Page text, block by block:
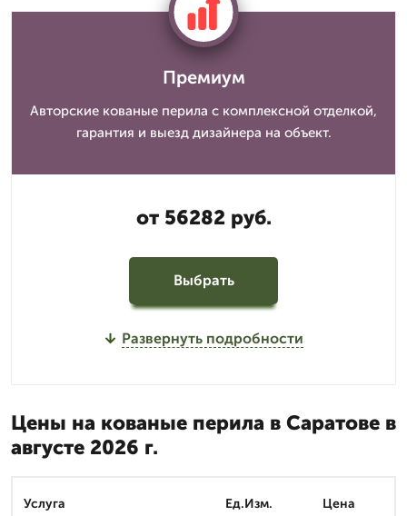
Премиум
Авторские кованые перила с комплексной отделкой,
гарантия и выезд дизайнера на объект.
от 56282 руб.
Выбрать
Развернуть подробности
Цены на кованые перила в Саратове в
августе 2026 г.
Услуга Ед.Изм. Цена